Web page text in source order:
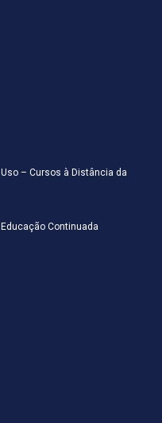
– Cursos à Distância da
Continuada